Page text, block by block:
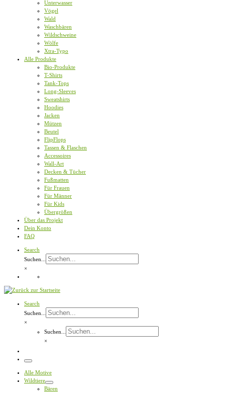
Unterwasser
Vögel
Wald
Waschbären
Wildschweine
Wölfe
Xtra-Typo
Alle Produkte
Bio-Produkte
T-Shirts
Tank-Tops
Long-Sleeves
Sweatshirts
Hoodies
Jacken
Mützen
Beutel
FlipFlops
Tassen & Flaschen
Accessoires
Wall-Art
Decken & Tücher
Fußmatten
Für Frauen
Für Männer
Für Kids
Übergrößen
Über das Projekt
Dein Konto
FAQ
Search
Suchen...
×
Search
Suchen...
×
Suchen...
×
Menü
Alle Motive
Wildtiere
Bären